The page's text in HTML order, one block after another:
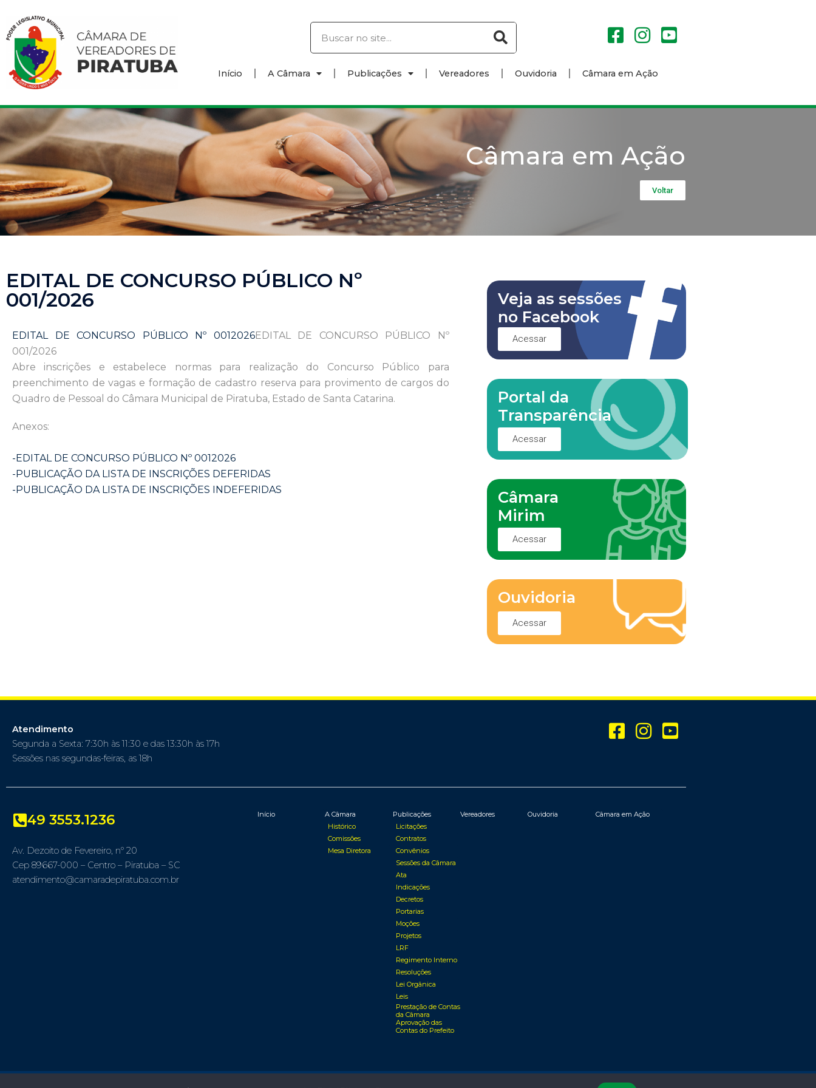
Início A Câmara Publicações Vereadores Ouvidoria Câmara em Ação
Câmara em Ação
Voltar
EDITAL DE CONCURSO PÚBLICO Nº
001/2026
EDITAL DE CONCURSO PÚBLICO Nº 0012026EDITAL DE CONCURSO PÚBLICO Nº
001/2026
Abre inscrições e estabelece normas para realização do Concurso Público para
preenchimento de vagas e formação de cadastro reserva para provimento de cargos do
Quadro de Pessoal do Câmara Municipal de Piratuba, Estado de Santa Catarina.
Anexos:
-EDITAL DE CONCURSO PÚBLICO Nº 0012026
-PUBLICAÇÃO DA LISTA DE INSCRIÇÕES DEFERIDAS
-PUBLICAÇÃO DA LISTA DE INSCRIÇÕES INDEFERIDAS
Veja as sessões
no Facebook
Acessar
Portal da
Transparência
Acessar
Câmara
Mirim
Acessar
Ouvidoria
Acessar
Atendimento
Segunda a Sexta: 7:30h às 11:30 e das 13:30h às 17h
Sessões nas segundas-feiras, as 18h
49 3553.1236
Av. Dezoito de Fevereiro, nº 20
Cep 89667-000 – Centro – Piratuba – SC
atendimento@camaradepiratuba.com.br
Início
A Câmara
Histórico
Comissões
Mesa Diretora
Publicações
Licitações
Contratos
Convênios
Sessões da Câmara
Ata
Indicações
Decretos
Portarias
Moções
Projetos
LRF
Regimento Interno
Resoluções
Lei Orgânica
Leis
Prestação de Contas
da Câmara
Aprovação das
Contas do Prefeito
Vereadores Ouvidoria Câmara em Ação